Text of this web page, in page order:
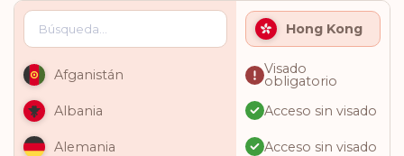
Hong Kong
Afganistán Visado
obligatorio
Albania
Acceso sin visado
Alemania Acceso sin visado